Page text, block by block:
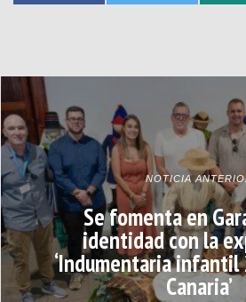
NOTICIA
Se fomenta en
identidad con la
‘Indumentaria infantil
Canaria’